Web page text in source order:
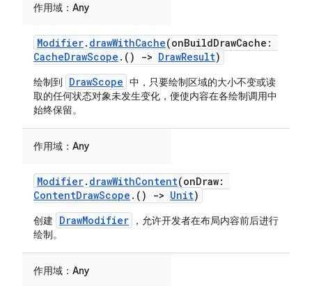
作用域： Any
Modifier. drawWithCache(onBuildDrawCache:
CacheDrawScope .() -> DrawResult)
绘制到 DrawScope 中，只要绘制区域的大小不变或读
取的任何状态对象未发生变化，便使内容在各绘制调用中
始终保留。
作用域： Any
Modifier. drawWithContent(onDraw:
ContentDrawScope .() -> Unit)
创建 DrawModifier
，允许开发者在布局内容前后进行
绘制。
作用域： Any